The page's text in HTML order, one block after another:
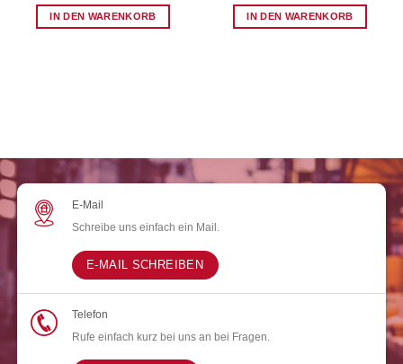
IN DEN WARENKORB
war:
45,00 €
ist:
35,00 €.
IN DEN WARENKORB
E-Mail
Schreibe uns einfach ein Mail.
E-MAIL SCHREIBEN
Telefon
Rufe einfach kurz bei uns an bei Fragen.